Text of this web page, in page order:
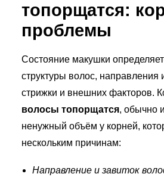
топорщатся:
проблемы
Состояние макушки
структуры волос,
стрижки и внешних факторов.
волосы топорщатся, обычно
ненужный объём у корней,
нескольким причинам:
Направление и завиток